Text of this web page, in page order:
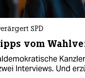
SPD
vom
Interviews. Und